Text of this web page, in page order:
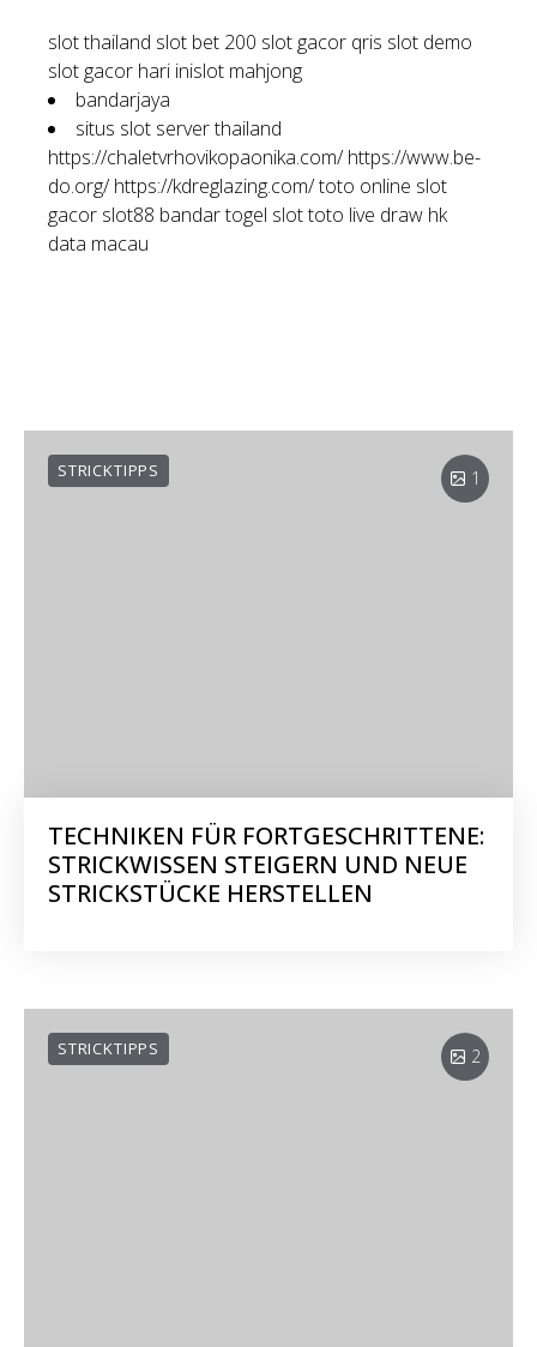
slot thailand slot bet 200 slot gacor qris slot demo
slot gacor hari inislot mahjong
bandarjaya
situs slot server thailand
https://chaletvrhovikopaonika.com/ https://www.be-
do.org/ https://kdreglazing.com/toto online slot
gacor slot88 bandar togel slot toto live draw hk
data macau
1
STRICKTIPPS
TECHNIKEN FÜR FORTGESCHRITTENE:
STRICKWISSEN STEIGERN UND NEUE
STRICKSTÜCKE HERSTELLEN
2
STRICKTIPPS